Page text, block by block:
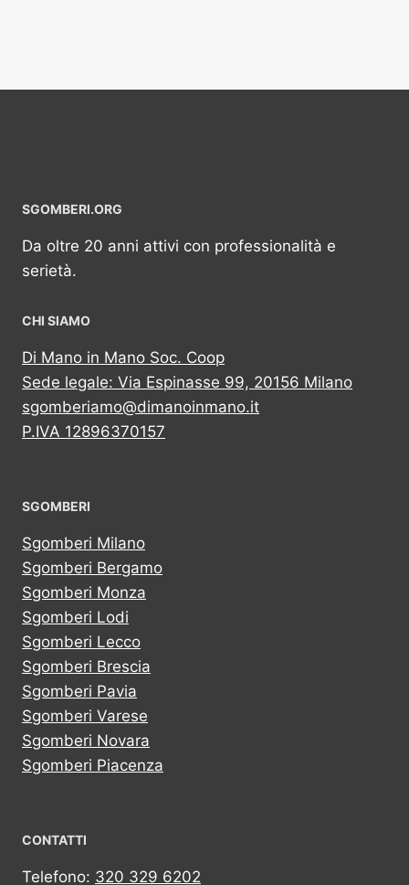
SGOMBERI.ORG
Da oltre 20 anni attivi con professionalità e
serietà.
CHI SIAMO
Di Mano in Mano Soc. Coop
Sede legale: Via Espinasse 99, 20156 Milano
sgomberiamo@dimanoinmano.it
P.IVA 12896370157
SGOMBERI
Sgomberi Milano
Sgomberi Bergamo
Sgomberi Monza
Sgomberi Lodi
Sgomberi Lecco
Sgomberi Brescia
Sgomberi Pavia
Sgomberi Varese
Sgomberi Novara
Sgomberi Piacenza
CONTATTI
Telefono: 320 329 6202